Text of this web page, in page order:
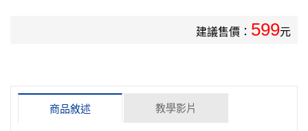
建議售價： 599元
商品敘述 教學影片